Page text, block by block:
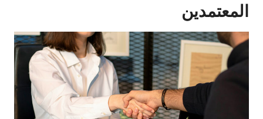
المعتمدين